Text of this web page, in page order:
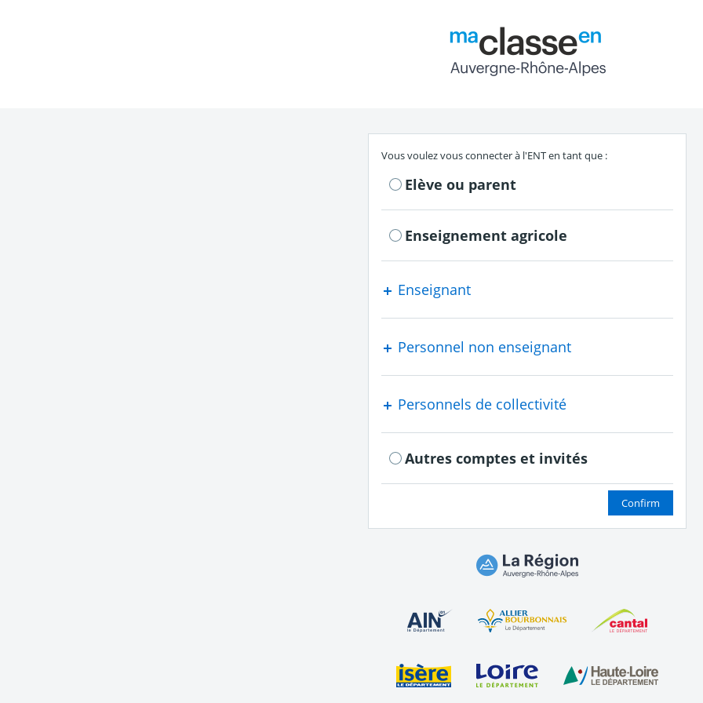
S'authentifier en tant que
Vous voulez vous connecter à l'ENT en tant que :
Elève ou parent
Enseignement agricole
Enseignant
Personnel non enseignant
Personnels de collectivité
Autres comptes et invités